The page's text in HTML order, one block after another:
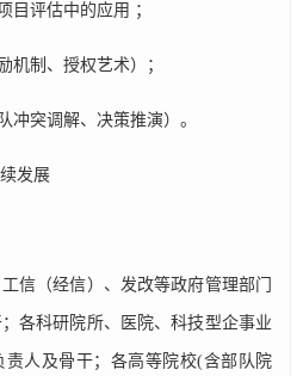
评估中的应用 ；
制、授权艺术）；
突调解、决策推演）。
发展
（经信）、发改等政府管理部门
各科研院所、医院、科技型企事业
人及骨干；各高等院校(含部队院